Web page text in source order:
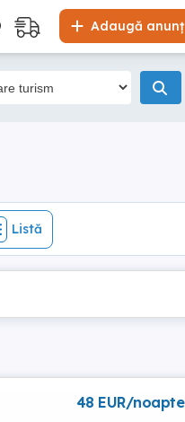
Adaugă anunț
Listă
Listă
48 EUR/noapte